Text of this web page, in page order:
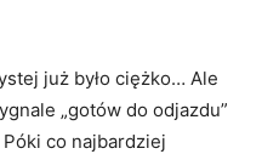
już było ciężko… Ale
„gotów do odjazdu”
co najbardziej